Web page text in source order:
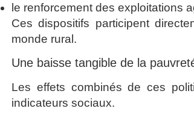
le renforcement des exploitations
Ces dispositifs participent
monde rural.
Une baisse tangible de la
Les effets combinés de ces
indicateurs sociaux.